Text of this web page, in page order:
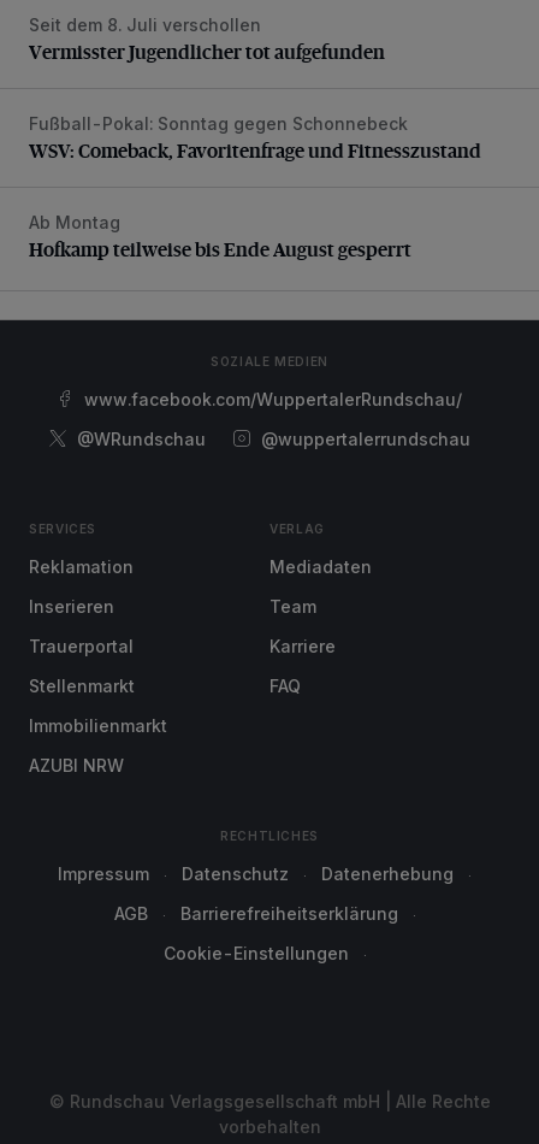
Vermisster Jugendlicher tot aufgefunden
Seit dem 8. Juli verschollen
Vermisster Jugendlicher tot aufgefunden
WSV: Comeback, Favoritenfrage und Fitnesszustand
Fußball-Pokal: Sonntag gegen Schonnebeck
WSV: Comeback, Favoritenfrage und Fitnesszustand
Hofkamp teilweise bis Ende August gesperrt
Ab Montag
Hofkamp teilweise bis Ende August gesperrt
SOZIALE MEDIEN
www.facebook.com/WuppertalerRundschau/
@WRundschau
@wuppertalerrundschau
SERVICES
Reklamation
Inserieren
Trauerportal
Stellenmarkt
Immobilienmarkt
AZUBI NRW
VERLAG
Mediadaten
Team
Karriere
FAQ
RECHTLICHES
Impressum Datenschutz
Datenerhebung
AGB
Barrierefreiheitserklärung
Cookie-Einstellungen
© Rundschau Verlagsgesellschaft mbH | Alle Rechte
vorbehalten